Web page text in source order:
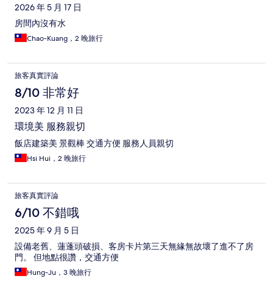
2026 年 5 月 17 日
房間內沒有水
Chao-Kuang，2 晚旅行
旅客真實評論
8/10 非常好
2023 年 12 月 11 日
環境美 服務親切
飯店建築美 景觀棒 交通方便 服務人員親切
Hsi Hui，2 晚旅行
旅客真實評論
6/10 不錯哦
2025 年 9 月 5 日
設備老舊、蓮蓬頭破損、客房卡片第三天無緣無故壞了進不了房
門。 但地點很讚，交通方便
Hung-Ju，3 晚旅行